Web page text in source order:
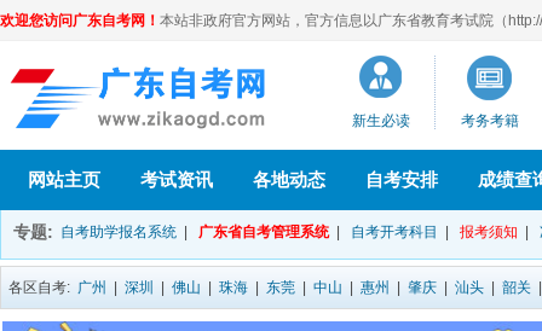
欢迎您访问广东自考网！ 本站非政府官方网站，官方信息以广东省教育考试院（
新生必读 考务考籍
网站主页 考试资讯 各地动态 自考安排 成绩查
专题: 自考助学报名系统 广东省自考管理系统 自考开考科目 报考须知
各区自考: 广州 深圳 佛山 珠海 东莞 中山 惠州 肇庆 汕头 韶关